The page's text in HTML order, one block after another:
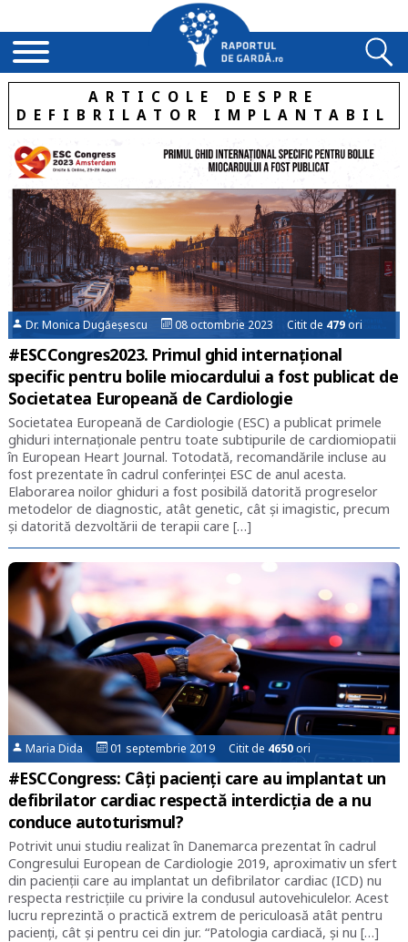
ARTICOLE DESPRE
DEFIBRILATOR IMPLANTABIL
Dr. Monica Dugăeșescu 08 octombrie 2023 Citit de 479ori
#ESCCongres2023. Primul ghid internațional
specific pentru bolile miocardului a fost publicat de
Societatea Europeană de Cardiologie
Societatea Europeană de Cardiologie (ESC) a publicat primele
ghiduri internaționale pentru toate subtipurile de cardiomiopatii
în European Heart Journal. Totodată, recomandările incluse au
fost prezentate în cadrul conferinței ESC de anul acesta.
Elaborarea noilor ghiduri a fost posibilă datorită progreselor
metodelor de diagnostic, atât genetic, cât și imagistic, precum
și datorită dezvoltării de terapii care […]
Maria Dida 01 septembrie 2019 Citit de 4650ori
#ESCCongress: Câți pacienți care au implantat un
defibrilator cardiac respectă interdicția de a nu
conduce autoturismul?
Potrivit unui studiu realizat în Danemarca prezentat în cadrul
Congresului European de Cardiologie 2019, aproximativ un sfert
din pacienții care au implantat un defibrilator cardiac (ICD) nu
respecta restricțiile cu privire la condusul autovehiculelor. Acest
lucru reprezintă o practică extrem de periculoasă atât pentru
pacienți, cât și pentru cei din jur. “Patologia cardiacă, și nu […]